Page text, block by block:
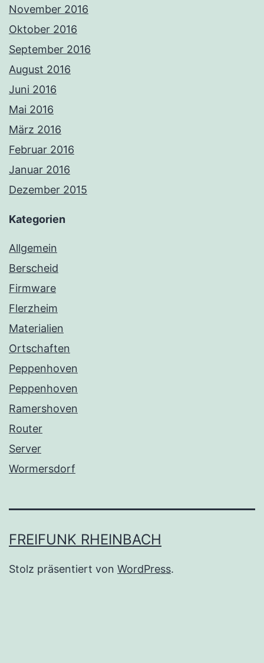
November 2016
Oktober 2016
September 2016
August 2016
Juni 2016
Mai 2016
März 2016
Februar 2016
Januar 2016
Dezember 2015
Kategorien
Allgemein
Berscheid
Firmware
Flerzheim
Materialien
Ortschaften
Peppenhoven
Peppenhoven
Ramershoven
Router
Server
Wormersdorf
FREIFUNK RHEINBACH
Stolz präsentiert von WordPress.